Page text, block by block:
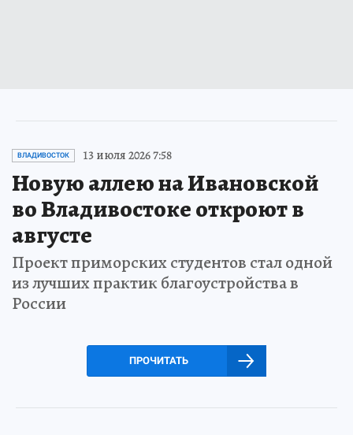
ВЛАДИВОСТОК 13 июля 2026 7:58
Новую аллею на Ивановской
во Владивостоке откроют в
августе
Проект приморских студентов стал одной
из лучших практик благоустройства в
России
ПРОЧИТАТЬ